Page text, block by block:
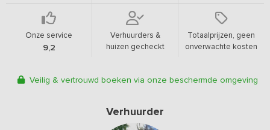
Onze service
9,2
Verhuurders &
huizen gecheckt
Totaalprijzen, geen
onverwachte kosten
Veilig & vertrouwd boeken via onze beschermde omgeving
Verhuurder